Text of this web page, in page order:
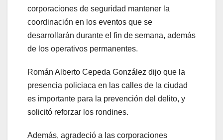
corporaciones de seguridad mantener la
coordinación en los eventos que se
desarrollarán durante el fin de semana, además
de los operativos permanentes.
Román Alberto Cepeda González dijo que la
presencia policiaca en las calles de la ciudad
es importante para la prevención del delito, y
solicitó reforzar los rondines.
Además, agradeció a las corporaciones